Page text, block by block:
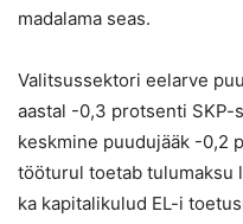
madalama seas.
Valitsussektori eelarve
aastal -0,3 protsenti SKP-
keskmine puudujääk -0,2
tööturul toetab tulumaksu
ka kapitalikulud EL-i